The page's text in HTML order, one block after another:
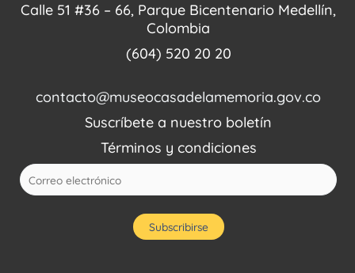
Calle 51 #36 – 66, Parque Bicentenario Medellín,
Colombia
(604) 520 20 20
contacto@museocasadelamemoria.gov.co
Suscríbete a nuestro boletín
Términos y condiciones